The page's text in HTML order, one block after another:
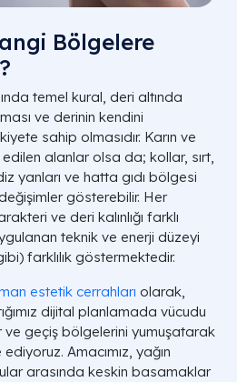
Bölgelere
temel kural, deri altında
ve derinin kendini
sahip olmasıdır. Karın ve
alanlar olsa da; kollar, sırt,
yanları ve hatta gıdı bölgesi
gösterebilir. Her
ve deri kalınlığı farklı
teknik ve enerji düzeyi
farklılık göstermektedir.
estetik cerrahları olarak,
dijital planlamada vücudu
ve geçiş bölgelerini yumuşatarak
Amacımız, yağın
arasında keskin basamaklar